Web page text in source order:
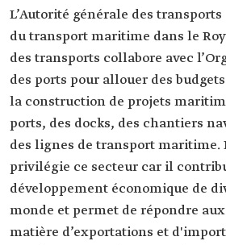
L’Autorité générale des
du transport maritime dans le
des transports collabore avec
des ports pour allouer des
la construction de projets
ports, des docks, des chantiers
des lignes de transport maritime.
privilégie ce secteur car il
développement économique de
monde et permet de répondre
matière d’exportations et